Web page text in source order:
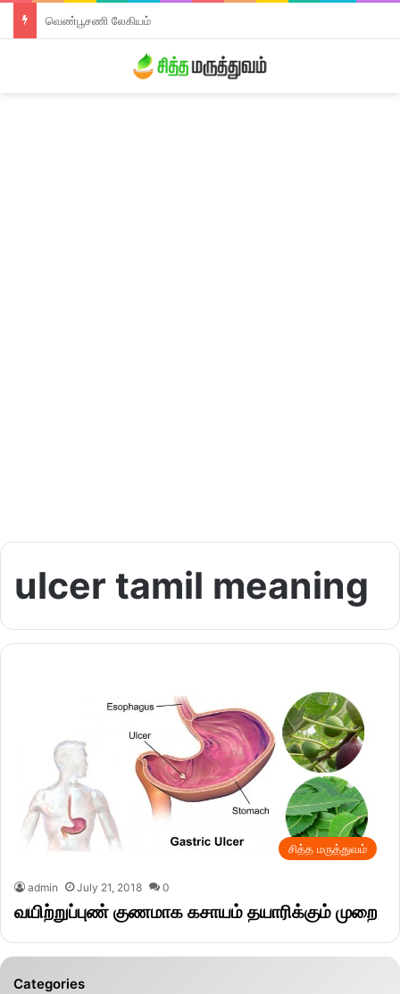
திரிபலா லேகியம்
ulcer tamil meaning
சித்த மருத்துவம்
admin July 21, 2018 0
வயிற்றுப்புண் குணமாக கசாயம் தயாரிக்கும் முறை
Categories